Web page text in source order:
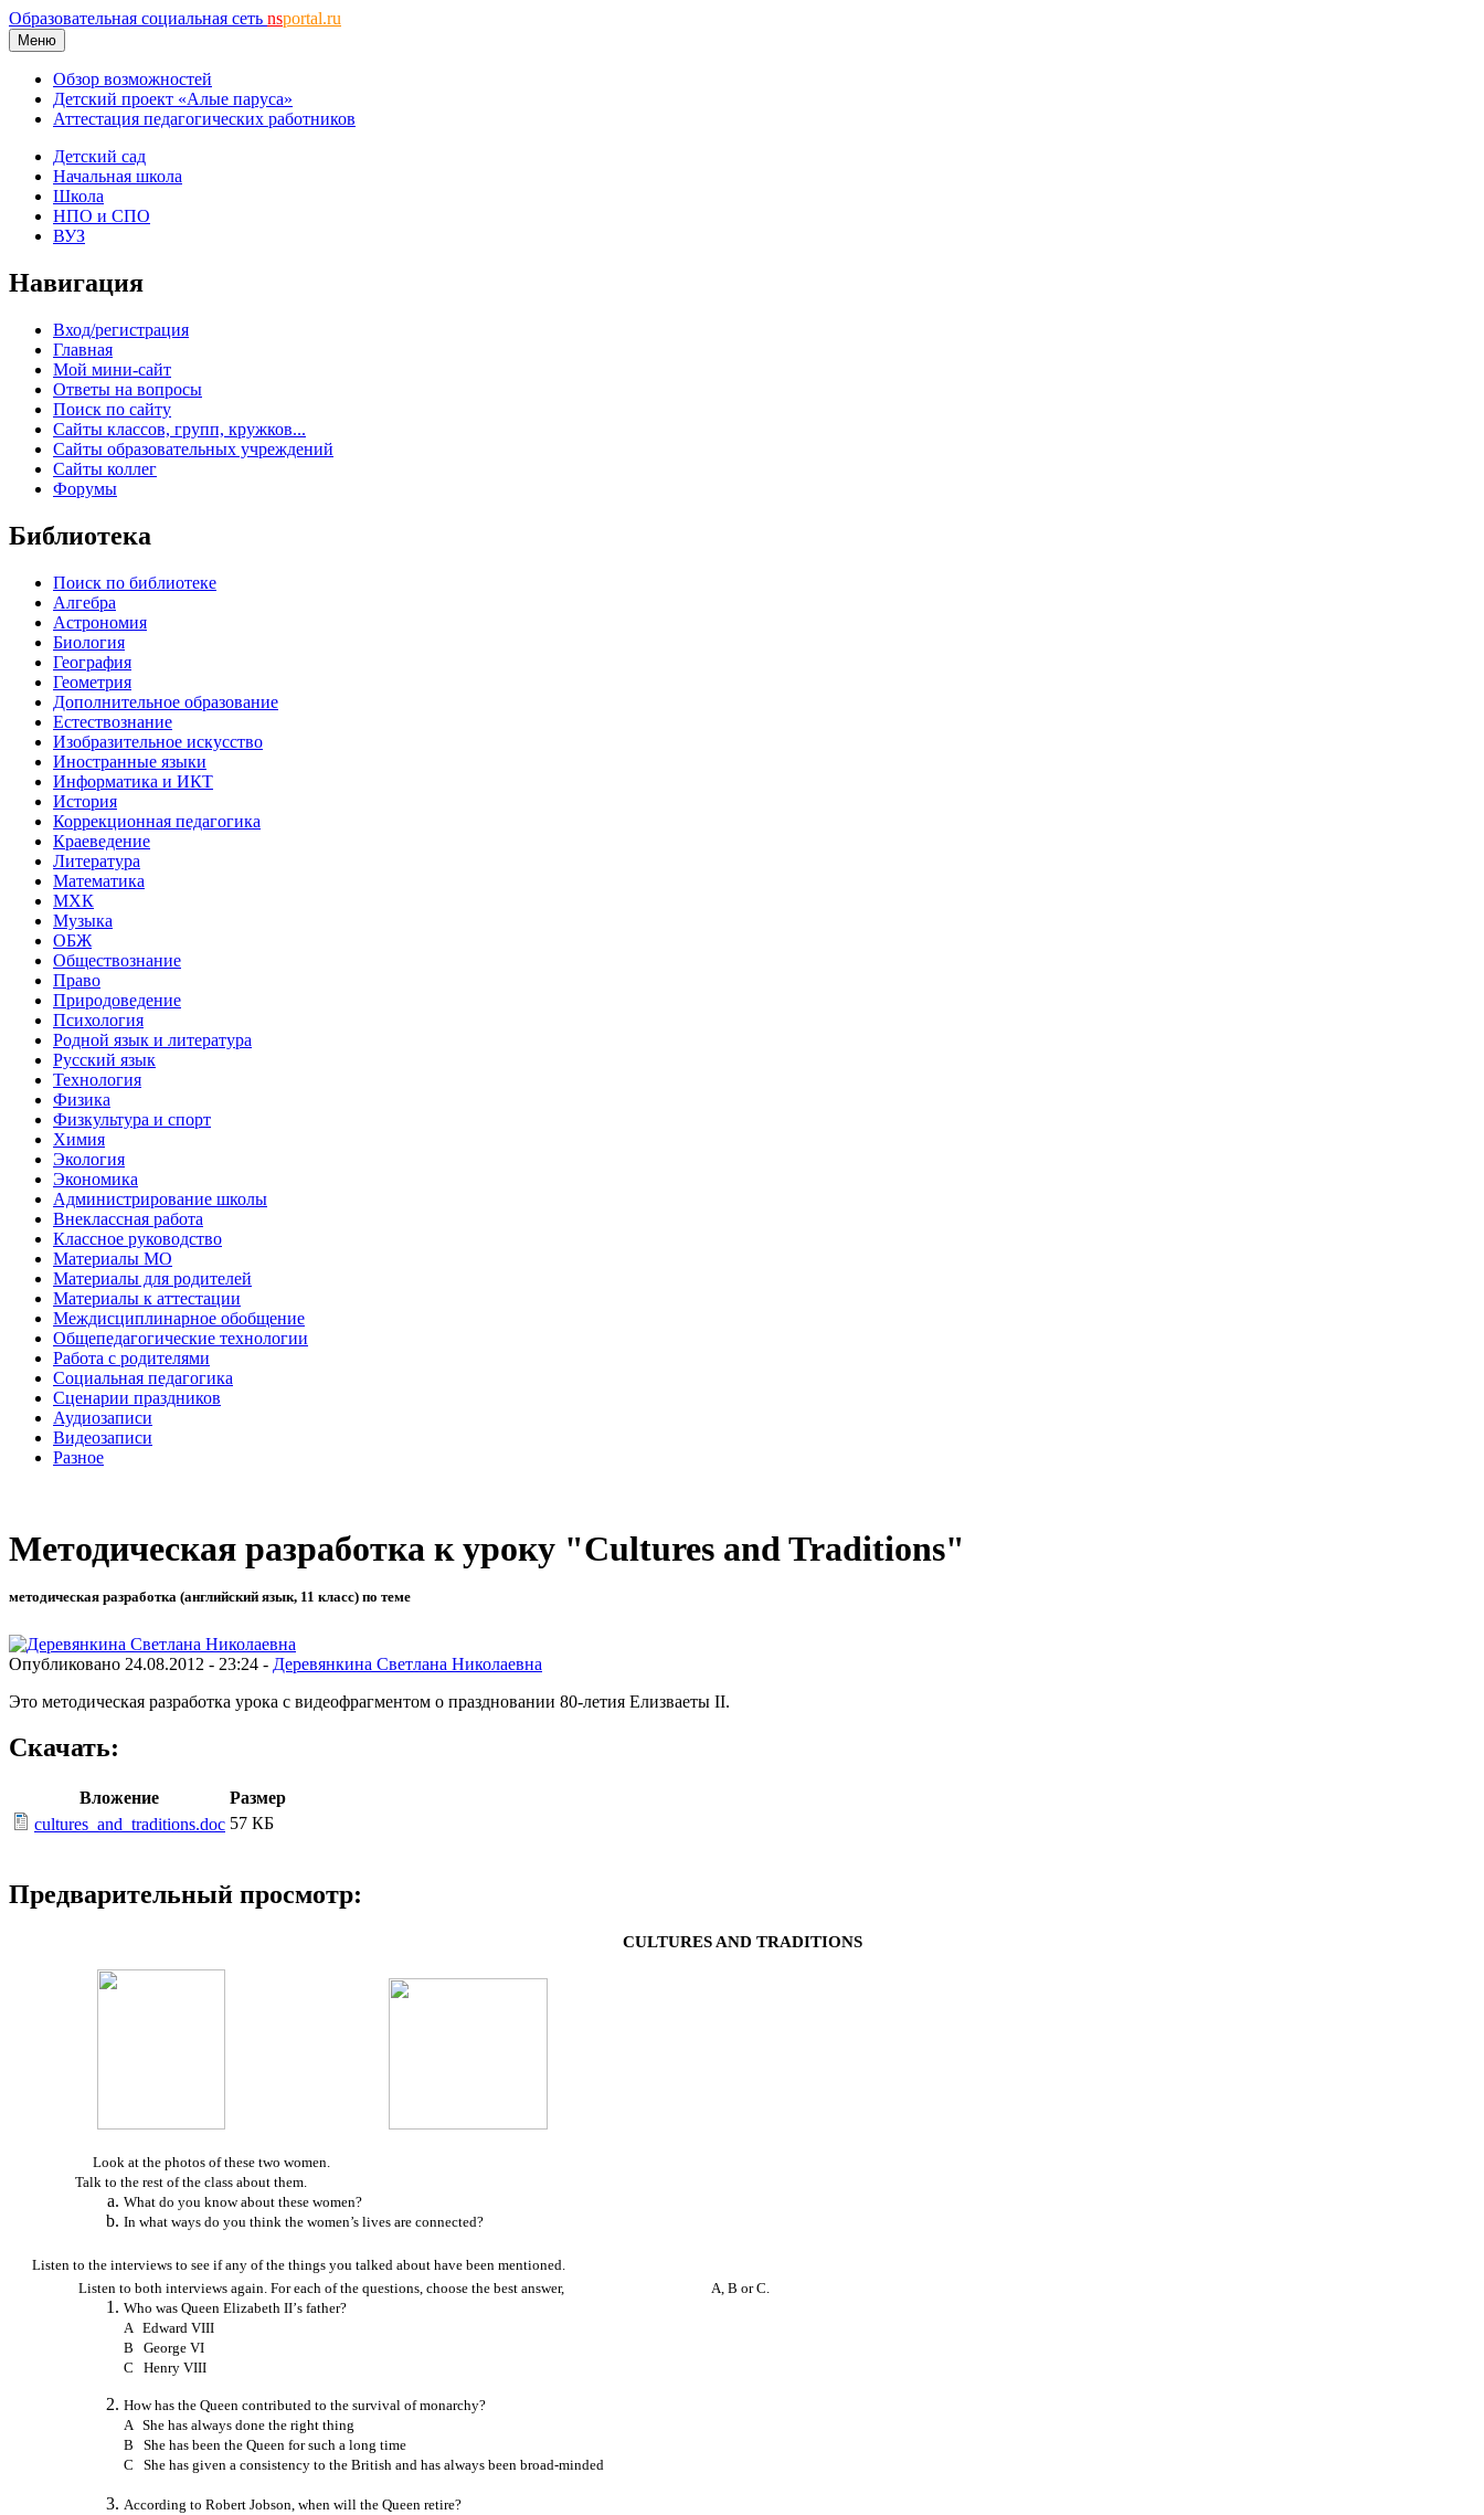
Образовательная социальная сеть nsportal.ru
Меню
Обзор возможностей
Детский проект «Алые паруса»
Аттестация педагогических работников
Детский сад
Начальная школа
Школа
НПО и СПО
ВУЗ
Навигация
Вход/регистрация
Главная
Мой мини-сайт
Ответы на вопросы
Поиск по сайту
Сайты классов, групп, кружков...
Сайты образовательных учреждений
Сайты коллег
Форумы
Библиотека
Поиск по библиотеке
Алгебра
Астрономия
Биология
География
Геометрия
Дополнительное образование
Естествознание
Изобразительное искусство
Иностранные языки
Информатика и ИКТ
История
Коррекционная педагогика
Краеведение
Литература
Математика
МХК
Музыка
ОБЖ
Обществознание
Право
Природоведение
Психология
Родной язык и литература
Русский язык
Технология
Физика
Физкультура и спорт
Химия
Экология
Экономика
Администрирование школы
Внеклассная работа
Классное руководство
Материалы МО
Материалы для родителей
Материалы к аттестации
Междисциплинарное обобщение
Общепедагогические технологии
Работа с родителями
Социальная педагогика
Сценарии праздников
Аудиозаписи
Видеозаписи
Разное
Методическая разработка к уроку "Cultures and Traditions"
методическая разработка (английский язык, 11 класс) по теме
Опубликовано 24.08.2012 - 23:24 - Деревянкина Светлана Николаевна
Это методическая разработка урока с видеофрагментом о праздновании 80-летия Елизваеты ІІ.
Скачать:
Вложение
Размер
cultures_and_traditions.doc 57 КБ
Предварительный просмотр:
CULTURES AND TRADITIONS
Look at the photos of these two women.
Talk to the rest of the class about them.
What do you know about these women?
In what ways do you think the women’s lives are connected?
Listen to the interviews to see if any of the things you talked about have been mentioned.
Listen to both interviews again. For each of the questions, choose the best answer,
A, B or C.
Who was Queen Elizabeth ІІ’s father?
A Edward VІІІ
B George VІ
C Henry VІІІ
How has the Queen contributed to the survival of monarchy?
A She has always done the right thing
B She has been the Queen for such a long time
C She has given a consistency to the British and has always been broad-minded
According to Robert Jobson, when will the Queen retire?